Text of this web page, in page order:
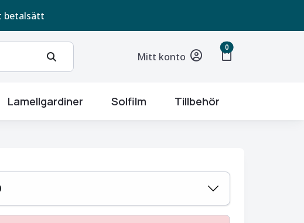
Mitt konto shopping_bag
0unread messages
Lamellgardiner Solfilm Tillbehör